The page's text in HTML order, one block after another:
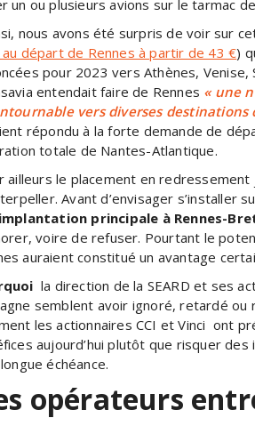
un ou plusieurs avions sur le tarmac
nous avons été surpris de voir sur
départ de Rennes à partir de 43 €)
pour 2023 vers Athènes,
entendait faire de Rennes « une
vers diverses destinations
répondu à la forte demande de
totale de Nantes-Atlantique.
ailleurs le placement en
Avant d’envisager s’installer
implantation principale à Rennes-
voire de refuser. Pourtant le
auraient constitué un avantage
la direction de la SEARD et ses
semblent avoir ignoré, retardé ou
les actionnaires CCI et Vinci ont
aujourd’hui plutôt que risquer
échéance.
opérateurs